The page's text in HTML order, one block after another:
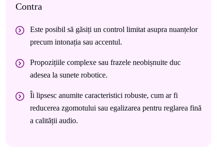
Contra
Este posibil să găsiți un control limitat asupra nuanțelor
precum intonația sau accentul.
Propozițiile complexe sau frazele neobișnuite duc
adesea la sunete robotice.
Îi lipsesc anumite caracteristici robuste, cum ar fi
reducerea zgomotului sau egalizarea pentru reglarea fină
a calității audio.